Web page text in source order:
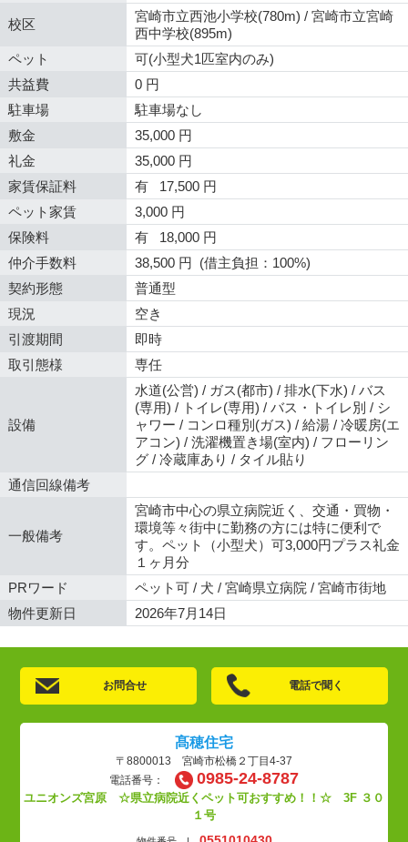
校区
宮崎市立西池小学校(780m) / 宮崎市立宮崎
西中学校(895m)
ペット
可(小型犬1匹室内のみ)
共益費
0 円
駐車場
駐車場なし
敷金
35,000 円
礼金
35,000 円
家賃保証料
有 17,500 円
ペット家賃
3,000 円
保険料
有 18,000 円
仲介手数料
38,500 円 (借主負担：100%)
契約形態
普通型
現況
空き
引渡期間
即時
取引態様
専任
設備
水道(公営) / ガス(都市) / 排水(下水) / バス
(専用) / トイレ(専用) / バス・トイレ別 / シ
ャワー / コンロ種別(ガス) / 給湯 / 冷暖房(エ
アコン) / 洗濯機置き場(室内) / フローリン
グ / 冷蔵庫あり / タイル貼り
通信回線備考
一般備考
宮崎市中心の県立病院近く、交通・買物・
環境等々街中に勤務の方には特に便利で
す。ペット（小型犬）可3,000円プラス礼金
１ヶ月分
PRワード
ペット可 / 犬 / 宮崎県立病院 / 宮崎市街地
物件更新日
2026年7月14日
お問合せ 電話で聞く
髙穂住宅
〒8800013 宮崎市松橋２丁目4-37
電話番号：
0985-24-8787
ユニオンズ宮原 ☆県立病院近くペット可おすすめ！！☆ 3F ３０
１号